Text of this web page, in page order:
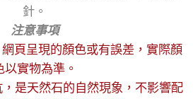
針。
注意事項
頁呈現的顏色或有誤差，實際顏
以實物為準。
是天然石的自然現象，不影響配